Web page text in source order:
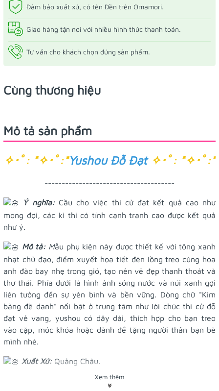
Đảm bảo xuất xứ, có tên Đền trên Omamori.
Giao hàng tận nơi với nhiều hình thức thanh toán.
Tư vấn cho khách chọn đúng sản phẩm.
Cùng thương hiệu
Mô tả sản phẩm
✧･ﾟ: *✧･ﾟ:*Yushou Đỗ Đạt ✧･ﾟ: *✧･ﾟ:*
--------------------------------------
Ý nghĩa: Cầu cho việc thi cử đạt kết quả cao như
mong đợi, các kì thi có tính cạnh tranh cao được kết quả
như ý.
Mô tả: Mẫu phụ kiện này được thiết kế với tông xanh
nhạt chủ đạo, điểm xuyết họa tiết đèn lồng treo cùng hoa
anh đào bay nhẹ trong gió, tạo nên vẻ đẹp thanh thoát và
thư thái. Phía dưới là hình ảnh sóng nước và núi xanh gợi
liên tưởng đến sự yên bình và bền vững. Dòng chữ "Kim
bảng đề danh" nổi bật ở trung tâm như lời chúc thi cử đỗ
đạt vẻ vang, yushou có dây dài, thích hợp cho bạn treo
vào cặp, móc khóa hoặc dành để tặng người thân bạn bè
mình nhé.
Xuất Xứ: Quảng Châu.
Xem thêm